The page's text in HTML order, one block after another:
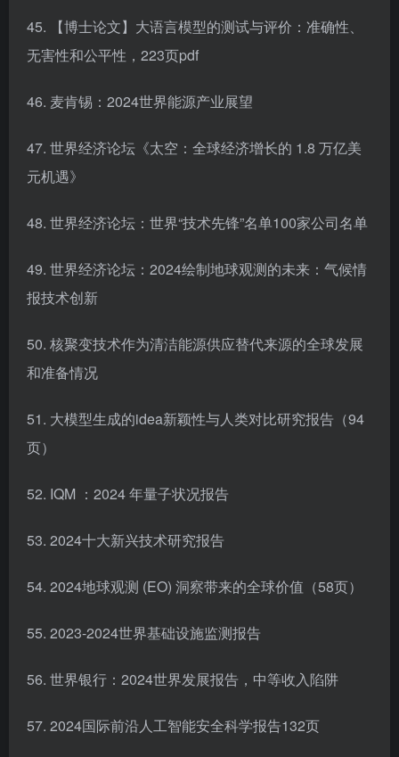
45. 【博士论文】大语言模型的测试与评价：准确性、
无害性和公平性，223页pdf
46. 麦肯锡：2024世界能源产业展望
47. 世界经济论坛《太空：全球经济增长的 1.8 万亿美
元机遇》
48. 世界经济论坛：世界“技术先锋”名单100家公司名单
49. 世界经济论坛：2024绘制地球观测的未来：气候情
报技术创新
50. 核聚变技术作为清洁能源供应替代来源的全球发展
和准备情况
51. 大模型生成的idea新颖性与人类对比研究报告（94
页）
52. IQM ：2024 年量子状况报告
53. 2024十大新兴技术研究报告
54. 2024地球观测 (EO) 洞察带来的全球价值（58页）
55. 2023-2024世界基础设施监测报告
56. 世界银行：2024世界发展报告，中等收入陷阱
57. 2024国际前沿人工智能安全科学报告132页